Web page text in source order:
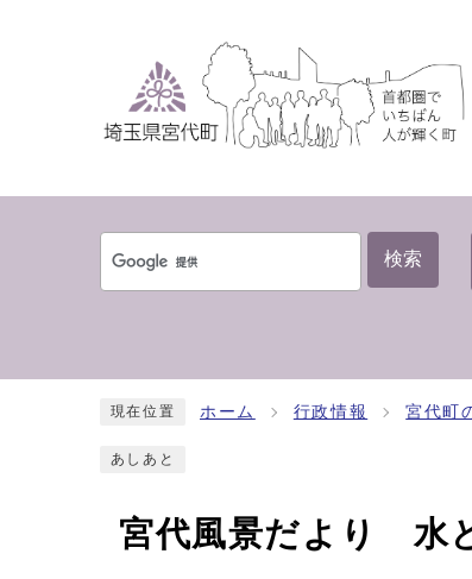
検索
現在位置 ホーム 行政情報 宮代町
あしあと
宮代風景だより 水